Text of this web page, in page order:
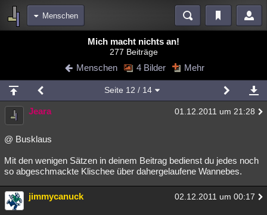
Menschen
Blogs Videos
Chat Wiki Neuigkeiten
meine Rubriken
Menschen Mystery Kriminalfälle
Spiritualität
Natur Umfragen Unterhaltung
weitere Rubriken
Philosophie Träume Literatur
Mich macht nichts an!
277 Beiträge
Menschen 4 Bilder Mehr
Seite 12 / 14
Jeara 01.12.2011 um 21:28
@ Busklaus
Mit den wenigen Sätzen in deinem Beitrag bedienst du jedes noch
so abgeschmackte Klischee über dahergelaufene Wannebes.
jimmycanuck 02.12.2011 um 00:17